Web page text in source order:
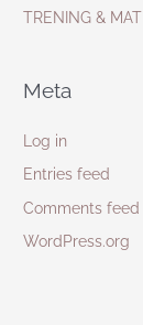
TRENING & MAT
Meta
Log in
Entries feed
Comments feed
WordPress.org